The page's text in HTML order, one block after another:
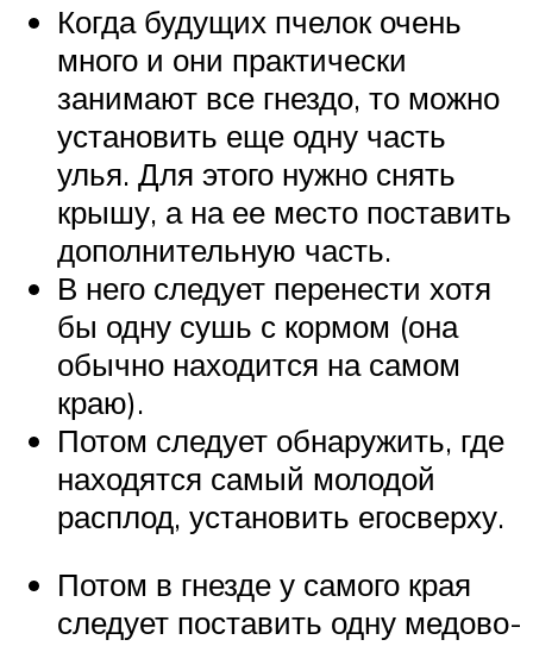
Когда будущих пчелок очень
много и они практически
занимают все гнездо, то можно
установить еще одну часть
улья. Для этого нужно снять
крышу, а на ее место поставить
дополнительную часть.
В него следует перенести хотя
бы одну сушь с кормом (она
обычно находится на самом
краю).
Потом следует обнаружить, где
находятся самый молодой
расплод, установить егосверху.
Потом в гнезде у самого края
следует поставить одну медово-